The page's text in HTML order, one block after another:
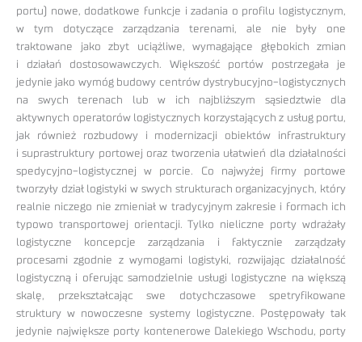
portu) nowe, dodatkowe funkcje i zadania o profilu logistycznym,
w tym dotyczące zarządzania terenami, ale nie były one
traktowane jako zbyt uciążliwe, wymagające głębokich zmian
i działań dostosowawczych. Większość portów postrzegała je
jedynie jako wymóg budowy centrów dystrybucyjno-logistycznych
na swych terenach lub w ich najbliższym sąsiedztwie dla
aktywnych operatorów logistycznych korzystających z usług portu,
jak również rozbudowy i modernizacji obiektów infrastruktury
i suprastruktury portowej oraz tworzenia ułatwień dla działalności
spedycyjno-logistycznej w porcie. Co najwyżej firmy portowe
tworzyły dział logistyki w swych strukturach organizacyjnych, który
realnie niczego nie zmieniał w tradycyjnym zakresie i formach ich
typowo transportowej orientacji. Tylko nieliczne porty wdrażały
logistyczne koncepcje zarządzania i faktycznie zarządzały
procesami zgodnie z wymogami logistyki, rozwijając działalność
logistyczną i oferując samodzielnie usługi logistyczne na większą
skalę, przekształcając swe dotychczasowe spetryfikowane
struktury w nowoczesne systemy logistyczne. Postępowały tak
jedynie największe porty kontenerowe Dalekiego Wschodu, porty